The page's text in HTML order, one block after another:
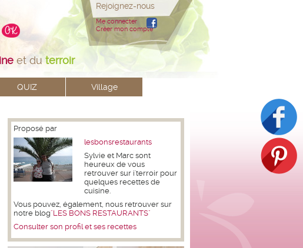
et duterroir
Rejoignez-nous
Me connecter
Créer mon compte
QUIZ Village
Proposé par
lesbonsrestaurants
Sylvie et Marc sont
heureux de vous
retrouver sur i'terroir pour
quelques recettes de
cuisine.
Vous pouvez, également, nous retrouver sur
notre blog"LES BONS RESTAURANTS"
Consulter son profil et ses recettes